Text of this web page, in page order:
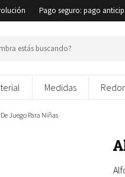
Pago seguro: pago
Medidas
Juego Para Niñas